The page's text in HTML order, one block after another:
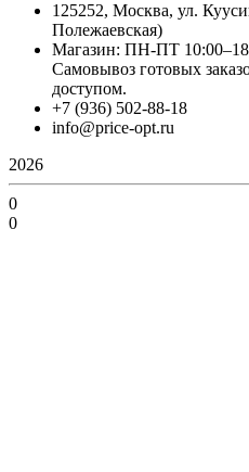
125252, Москва, ул.
Полежаевская)
Магазин: ПН-ПТ
Самовывоз готовых
доступом.
+7 (936) 502-88-18
info@price-opt.ru
2026
0
0